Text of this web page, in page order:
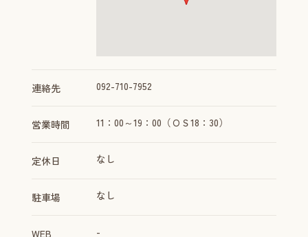
連絡先 092-710-7952
営業時間 11：00～19：00（ＯＳ18：30）
定休日 なし
駐車場 なし
WEB -